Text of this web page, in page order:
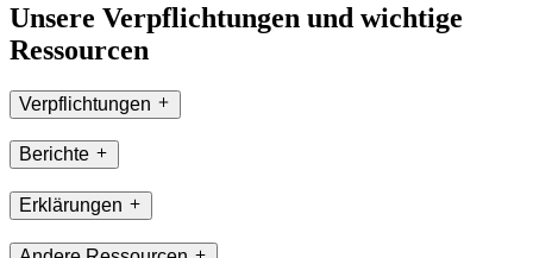
Unsere Verpflichtungen und wichtige
Ressourcen
Verpflichtungen
Berichte
Erklärungen